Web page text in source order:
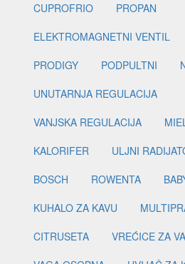
CUPROFRIO
PROPAN
ELEKTROMAGNETNI VENTIL
PRODIGY
PODPULTNI
UNUTARNJA REGULACIJA
VANJSKA REGULACIJA
KALORIFER
ULJNI
BOSCH
ROWENTA
KUHALO ZA KAVU
CITRUSETA
VREĆICE ZA